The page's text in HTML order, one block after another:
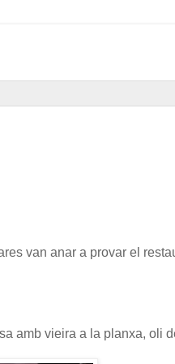
van anar a provar el
amb vieira a la planxa, oli